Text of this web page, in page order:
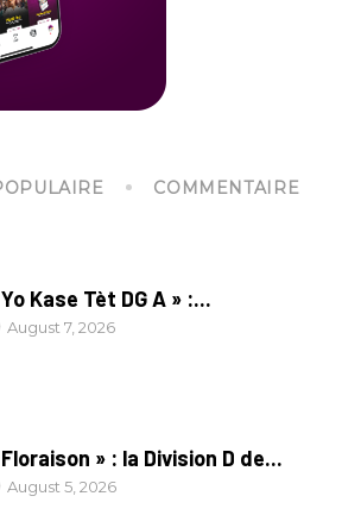
COMMENTAIRE
Kase Tèt DG A » :...
August 7, 2026
» : la Division D de...
August 5, 2026